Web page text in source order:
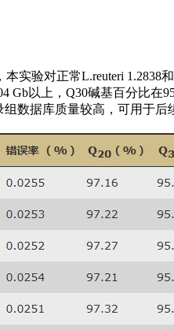
实验对正常L.reuteri 1.2838
Gb以上，Q30碱基百分比在
数据库质量较高，可用于后